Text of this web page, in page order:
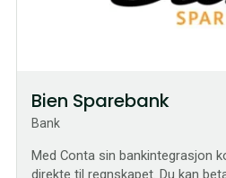
Bien Sparebank
Bank
Med Conta sin bankintegrasjon
direkte til regnskapet. Du kan